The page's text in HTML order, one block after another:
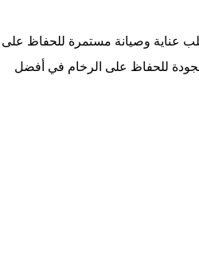
عناية وصيانة مستمرة للحفاظ على
للحفاظ على الرخام في أفضل